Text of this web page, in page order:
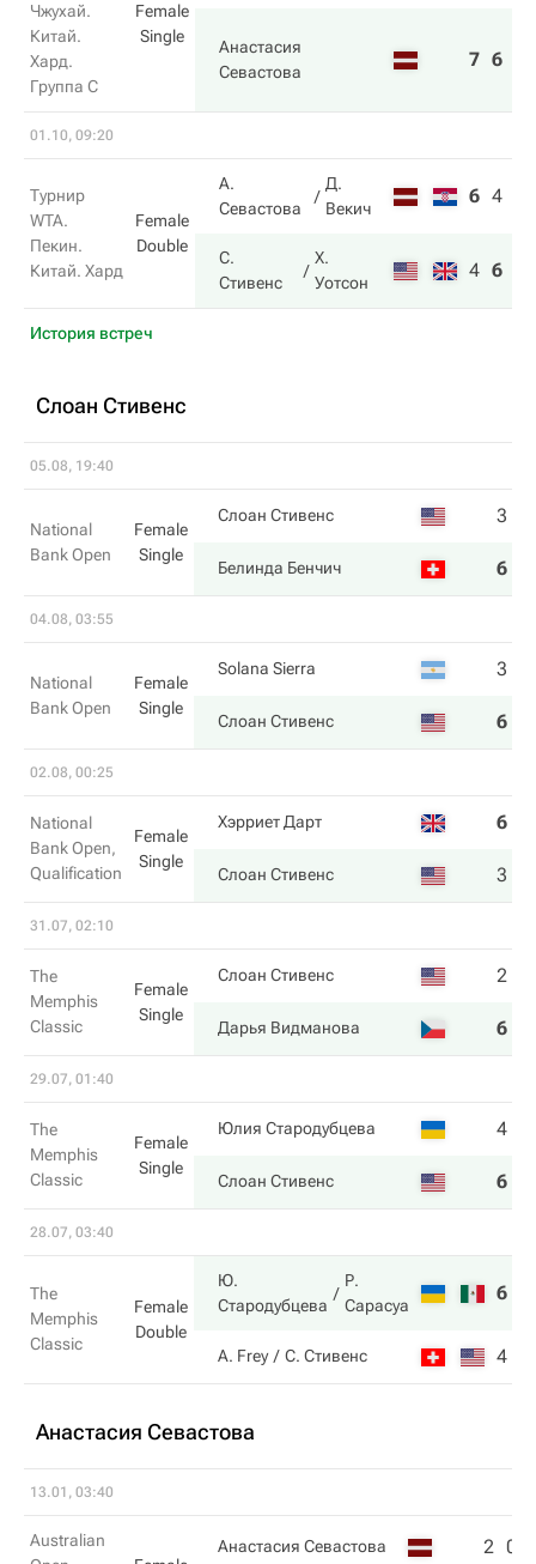
Чжухай.
Китай.
Хард.
Группа C
Female
Single
Анастасия
Севастова
7 6
01.10, 09:20
Турнир
WTA.
Пекин.
Китай. Хард
Female
Double
А.
Севастова
Д.
Векич
6 4
С.
Стивенс
Х.
Уотсон
4 6
История встреч
Слоан Стивенс
05.08, 19:40
National
Bank Open
Female
Single
Слоан Стивенс 3
Белинда Бенчич 6
04.08, 03:55
National
Bank Open
Female
Single
Solana Sierra 3
Слоан Стивенс 6
02.08, 00:25
National
Bank Open,
Qualification
Female
Single
Хэрриет Дарт 6
Слоан Стивенс 3
31.07, 02:10
The
Memphis
Classic
Female
Single
Слоан Стивенс 2
Дарья Видманова 6
29.07, 01:40
The
Memphis
Classic
Female
Single
Юлия Стародубцева 4
Слоан Стивенс 6
28.07, 03:40
The
Memphis
Classic
Female
Double
Ю.
Стародубцева
Р.
Сарасуа
6
A. Frey С. Стивенс 4
Анастасия Севастова
13.01, 03:40
Australian
Анастасия Севастова 2 0